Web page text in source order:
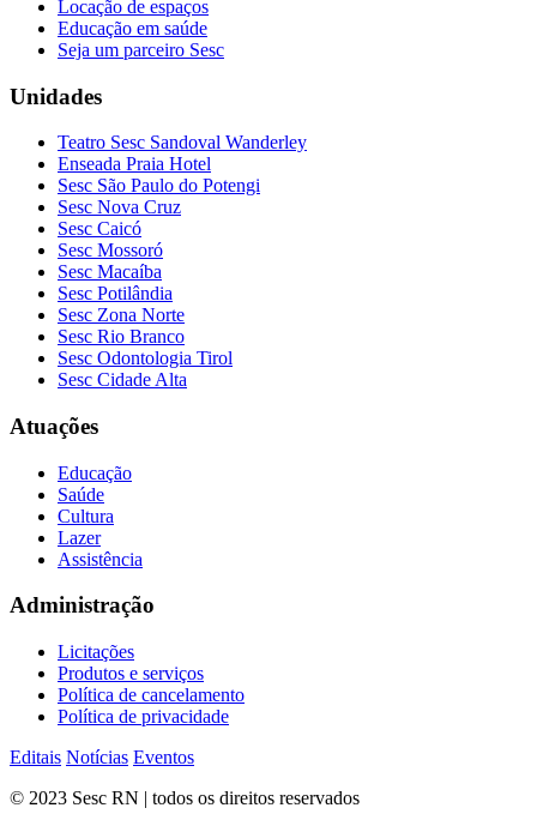
Locação de espaços
Educação em saúde
Seja um parceiro Sesc
Unidades
Teatro Sesc Sandoval Wanderley
Enseada Praia Hotel
Sesc São Paulo do Potengi
Sesc Nova Cruz
Sesc Caicó
Sesc Mossoró
Sesc Macaíba
Sesc Potilândia
Sesc Zona Norte
Sesc Rio Branco
Sesc Odontologia Tirol
Sesc Cidade Alta
Atuações
Educação
Saúde
Cultura
Lazer
Assistência
Administração
Licitações
Produtos e serviços
Política de cancelamento
Política de privacidade
Editais Notícias Eventos
© 2023 Sesc RN | todos os direitos reservados